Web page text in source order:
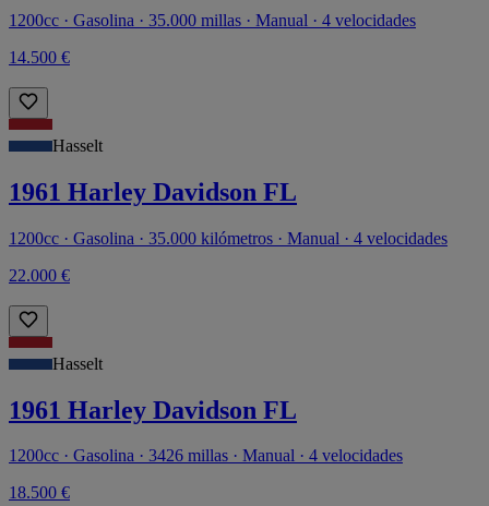
1200cc · Gasolina · 35.000 millas · Manual · 4 velocidades
14.500 €
Hasselt
1961 Harley Davidson FL
1200cc · Gasolina · 35.000 kilómetros · Manual · 4 velocidades
22.000 €
Hasselt
1961 Harley Davidson FL
1200cc · Gasolina · 3426 millas · Manual · 4 velocidades
18.500 €